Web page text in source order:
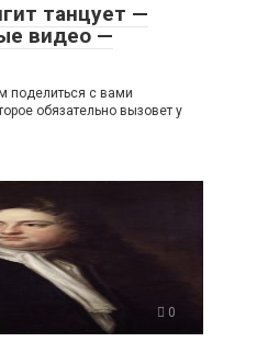
танцует —
видео —
поделиться с вами
обязательно вызовет у
0